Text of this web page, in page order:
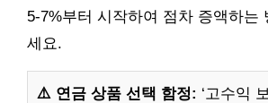
5-7%부터 시작하여 점차 증액하는
세요.
⚠️ 연금 상품 선택 함정: ‘고수익